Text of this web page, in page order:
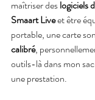
maîtriser des logiciels
Smaart Live et être
portable, une carte
calibré,
outils-là dans mon
une prestation.